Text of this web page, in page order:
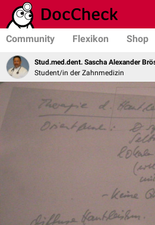
Community Flexikon Shop
Stud.med.dent. Sascha Alexander
Student/in der Zahnmedizin